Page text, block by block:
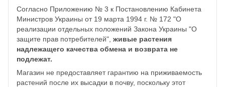
Согласно Приложению № 3 к Постановлению Кабинета
Министров Украины от 19 марта 1994 г. № 172 "О
реализации отдельных положений Закона Украины "О
защите прав потребителей", живые растения
надлежащего качества обмена и возврата не
подлежат.
Магазин не предоставляет гарантию на приживаемость
растений после их высадки в почву, поскольку этот